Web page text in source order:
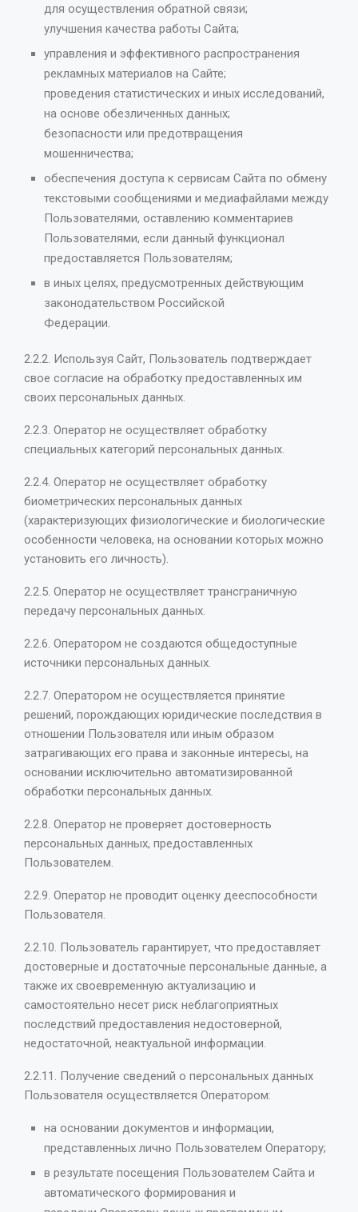
для осуществления обратной связи;
улучшения качества работы Сайта;
управления и эффективного распространения
рекламных материалов на Сайте;
проведения статистических и иных исследований,
на основе обезличенных данных;
безопасности или предотвращения
мошенничества;
обеспечения доступа к сервисам Сайта по обмену
текстовыми сообщениями и медиафайлами между
Пользователями, оставлению комментариев
Пользователями, если данный функционал
предоставляется Пользователям;
в иных целях, предусмотренных действующим
законодательством Российской
Федерации.
2.2.2. Используя Сайт, Пользователь подтверждает
свое согласие на обработку предоставленных им
своих персональных данных.
2.2.3. Оператор не осуществляет обработку
специальных категорий персональных данных.
2.2.4. Оператор не осуществляет обработку
биометрических персональных данных
(характеризующих физиологические и биологические
особенности человека, на основании которых можно
установить его личность).
2.2.5. Оператор не осуществляет трансграничную
передачу персональных данных.
2.2.6. Оператором не создаются общедоступные
источники персональных данных.
2.2.7. Оператором не осуществляется принятие
решений, порождающих юридические последствия в
отношении Пользователя или иным образом
затрагивающих его права и законные интересы, на
основании исключительно автоматизированной
обработки персональных данных.
2.2.8. Оператор не проверяет достоверность
персональных данных, предоставленных
Пользователем.
2.2.9. Оператор не проводит оценку дееспособности
Пользователя.
2.2.10. Пользователь гарантирует, что предоставляет
достоверные и достаточные персональные данные, а
также их своевременную актуализацию и
самостоятельно несет риск неблагоприятных
последствий предоставления недостоверной,
недостаточной, неактуальной информации.
2.2.11. Получение сведений о персональных данных
Пользователя осуществляется Оператором:
на основании документов и информации,
представленных лично Пользователем Оператору;
в результате посещения Пользователем Сайта и
автоматического формирования и